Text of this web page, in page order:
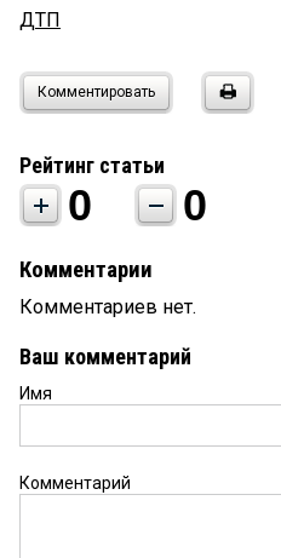
ДТП
Комментировать
Рейтинг статьи
0 0
Комментарии
Комментариев нет.
Ваш комментарий
Имя
Комментарий